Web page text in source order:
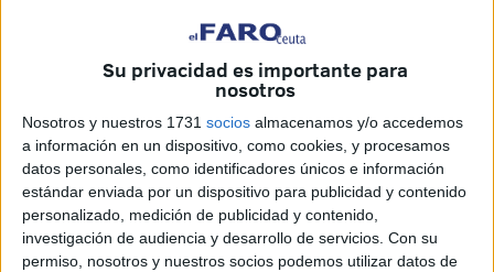
Su privacidad es importante para
nosotros
Nosotros y nuestros 1731 socios almacenamos y/o accedemos
a información en un dispositivo, como cookies, y procesamos
datos personales, como identificadores únicos e información
estándar enviada por un dispositivo para publicidad y contenido
personalizado, medición de publicidad y contenido,
investigación de audiencia y desarrollo de servicios. Con su
permiso, nosotros y nuestros socios podemos utilizar datos de
han presentado numerosas alegaciones y que da
continuidad a un primer plan en el que una de las medidas
estrellas fue la puesta en marcha del Ingreso Mínimo de
Inserción Social (IMIS). Caballas propuso en sus
alegaciones incrementar las cuantías de ayuda económica
a través de la pertinente modificación presupuestaria,
especialmente las destinadas al Ingreso Mínimo de
Inserción Social y solicitó, entre otras medidas, que se
incluyera un cupo especial en los Planes de Empleo para